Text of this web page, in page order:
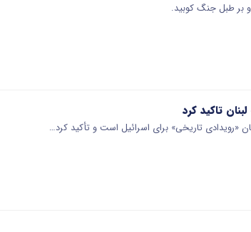
بر طبل جنگ کوبید.
تاکید کرد
«رویدادی تاریخی» برای اسرائیل است و تأکید کرد…